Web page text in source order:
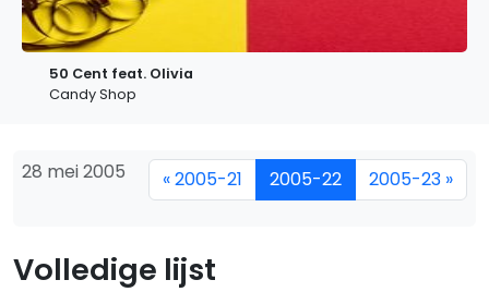
50 Cent feat. Olivia
Candy Shop
28 mei 2005 « 2005-21 2005-22 2005-23 »
Volledige lijst